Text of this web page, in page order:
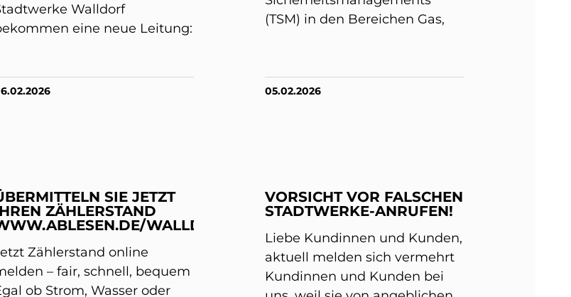
Walldorf
eine neue Leitung:
(TSM) in den Bereichen Gas,
05.02.2026
SIE JETZT
ZÄHLERSTAND
WALLDORF/
Zählerstand online
– fair, schnell, bequem
ob Strom, Wasser oder
VORSICHT VOR FALSCHEN
STADTWERKE-ANRUFEN!
Liebe Kundinnen und Kunden,
aktuell melden sich vermehrt
Kundinnen und Kunden bei